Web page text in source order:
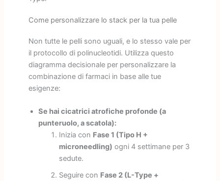
Come personalizzare lo stack per la tua pelle
Non tutte le pelli sono uguali, e lo stesso vale per
il protocollo di polinucleotidi. Utilizza questo
diagramma decisionale per personalizzare la
combinazione di farmaci in base alle tue
esigenze:
Se hai cicatrici atrofiche profonde (a
punteruolo, a scatola):
Inizia con Fase 1 (Tipo H +
microneedling) ogni 4 settimane per 3
sedute.
Seguire con Fase 2 (L-Type +